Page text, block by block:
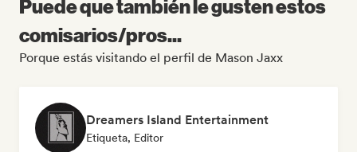
Puede que también le gusten estos
comisarios/pros...
Porque estás visitando el perfil de Mason Jaxx
Dreamers Island Entertainment
Etiqueta, Editor